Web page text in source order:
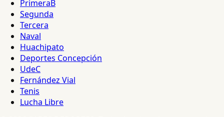
PrimeraB
Segunda
Tercera
Naval
Huachipato
Deportes Concepción
UdeC
Fernández Vial
Tenis
Lucha Libre